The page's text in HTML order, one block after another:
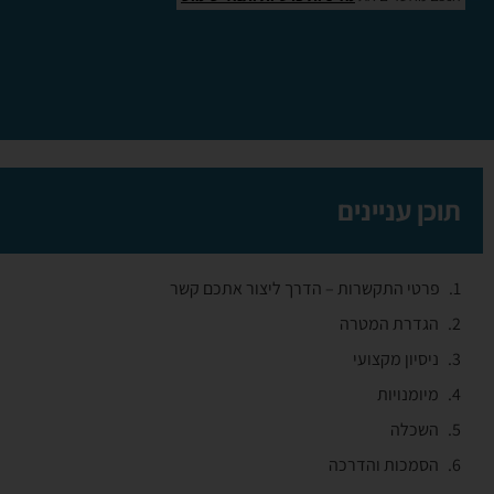
תוכן עניינים
פרטי התקשרות – הדרך ליצור אתכם קשר
הגדרת המטרה
ניסיון מקצועי
מיומנויות
השכלה
הסמכות והדרכה